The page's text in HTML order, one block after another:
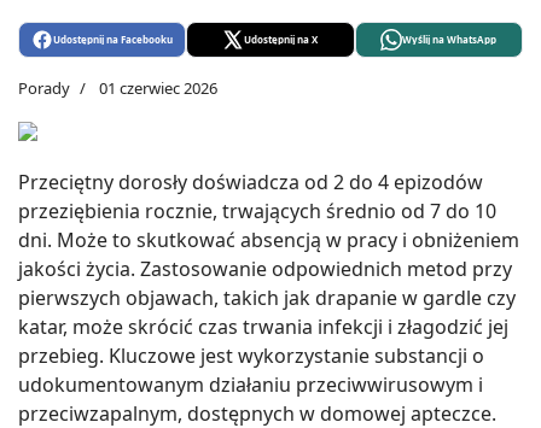
Udostępnij na Facebooku Udostępnij na X Wyślij na WhatsApp
Porady 01 czerwiec 2026
Przeciętny dorosły doświadcza od 2 do 4 epizodów
przeziębienia rocznie, trwających średnio od 7 do 10
dni. Może to skutkować absencją w pracy i obniżeniem
jakości życia. Zastosowanie odpowiednich metod przy
pierwszych objawach, takich jak drapanie w gardle czy
katar, może skrócić czas trwania infekcji i złagodzić jej
przebieg. Kluczowe jest wykorzystanie substancji o
udokumentowanym działaniu przeciwwirusowym i
przeciwzapalnym, dostępnych w domowej apteczce.